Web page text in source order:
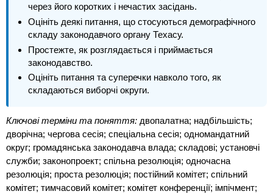
через його коротких і нечастих засідань.
Оцініть деякі питання, що стосуються демографічного
складу законодавчого органу Техасу.
Простежте, як розглядається і приймається
законодавство.
Оцініть питання та суперечки навколо того, як
складаються виборчі округи.
Ключові терміни та поняття: двопалатна; надбільшість;
дворічна; чергова сесія; спеціальна сесія; одномандатний
округ; громадянська законодавча влада; складові; установчі
служби; законопроект; спільна резолюція; одночасна
резолюція; проста резолюція; постійний комітет; спільний
комітет; тимчасовий комітет; комітет конференції; імпічмент;